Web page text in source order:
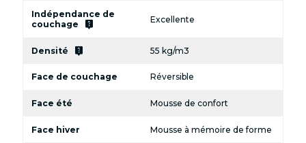
Indépendance de
couchage
live_help Excellente
Densité live_help 55 kg/m3
Face de couchage Réversible
Face été Mousse de confort
Face hiver Mousse à mémoire de forme